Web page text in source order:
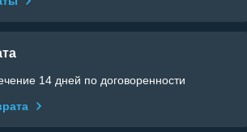
14 дней по договоренности